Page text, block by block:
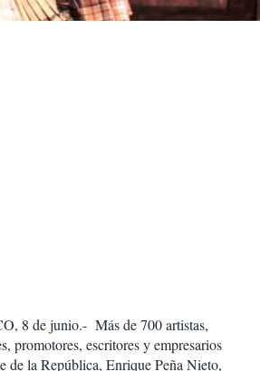
8 de junio.- Más de 700 artistas,
promotores, escritores y empresarios
de la República, Enrique Peña Nieto,